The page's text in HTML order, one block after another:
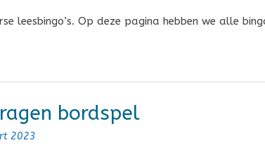
leesbingo’s. Op deze pagina hebben we alle
bordspel
2023